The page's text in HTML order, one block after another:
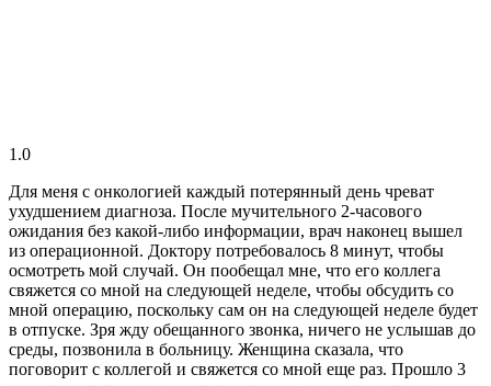
1.0
Для меня с онкологией каждый потерянный день чреват
ухудшением диагноза. После мучительного 2-часового
ожидания без какой-либо информации, врач наконец вышел
из операционной. Доктору потребовалось 8 минут, чтобы
осмотреть мой случай. Он пообещал мне, что его коллега
свяжется со мной на следующей неделе, чтобы обсудить со
мной операцию, поскольку сам он на следующей неделе будет
в отпуске. Зря жду обещанного звонка, ничего не услышав до
среды, позвонила в больницу. Женщина сказала, что
поговорит с коллегой и свяжется со мной еще раз. Прошло 3